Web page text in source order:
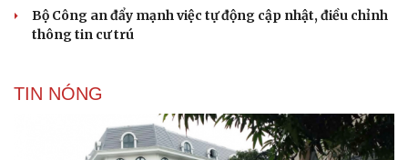
Bộ Công an đẩy mạnh việc tự động cập nhật, điều chỉnh
thông tin cư trú
TIN NÓNG